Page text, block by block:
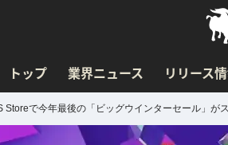
トップ 業界ニュース リリース
Storeで今年最後の「ビッグウインターセール」が